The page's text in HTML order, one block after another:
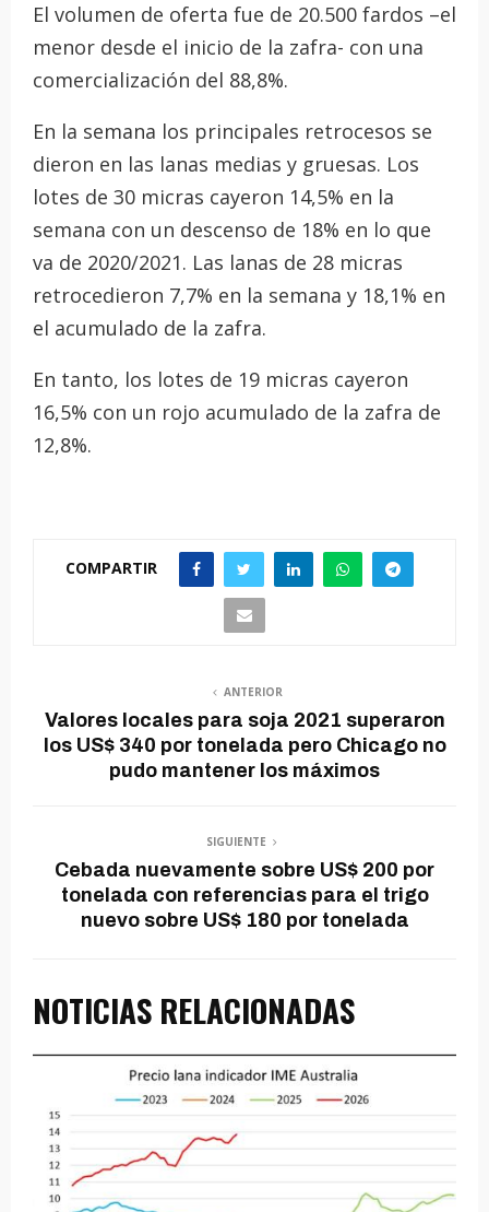
El volumen de oferta fue de 20.500 fardos –el
menor desde el inicio de la zafra- con una
comercialización del 88,8%.
En la semana los principales retrocesos se
dieron en las lanas medias y gruesas. Los
lotes de 30 micras cayeron 14,5% en la
semana con un descenso de 18% en lo que
va de 2020/2021. Las lanas de 28 micras
retrocedieron 7,7% en la semana y 18,1% en
el acumulado de la zafra.
En tanto, los lotes de 19 micras cayeron
16,5% con un rojo acumulado de la zafra de
12,8%.
COMPARTIR
ANTERIOR
Valores locales para soja 2021 superaron
los US$ 340 por tonelada pero Chicago no
pudo mantener los máximos
SIGUIENTE
Cebada nuevamente sobre US$ 200 por
tonelada con referencias para el trigo
nuevo sobre US$ 180 por tonelada
NOTICIAS RELACIONADAS